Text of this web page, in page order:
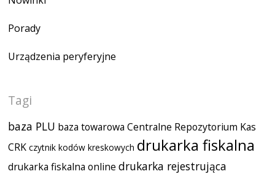
Porady
Urządzenia peryferyjne
Tagi
baza PLU baza towarowa Centralne Repozytorium Kas
CRK czytnik kodów kreskowych drukarka fiskalna
drukarka fiskalna online drukarka rejestrująca